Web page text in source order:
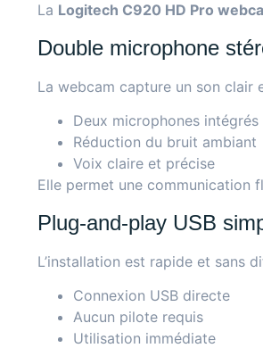
La Logitech C920 HD Pro
Double microphone
La webcam capture un son clair
Deux microphones intégrés
Réduction du bruit ambiant
Voix claire et précise
Elle permet une communication
Plug-and-play USB
L’installation est rapide et sans
Connexion USB directe
Aucun pilote requis
Utilisation immédiate